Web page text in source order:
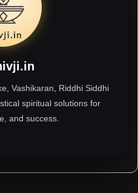
Vashikaran, Riddhi Siddhi
spiritual solutions for
and success.